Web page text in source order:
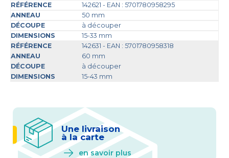
142621 - EAN : 5701780958295
50 mm
à découper
15-33 mm
142631 - EAN : 5701780958318
60 mm
à découper
15-43 mm
Une livraison
à la carte
en savoir plus